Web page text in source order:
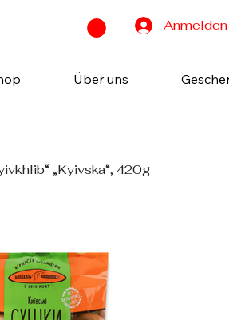
Anmelden
Über uns
„Kyivska“, 420g